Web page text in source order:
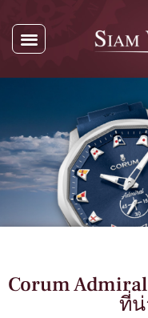
Corum
ที่